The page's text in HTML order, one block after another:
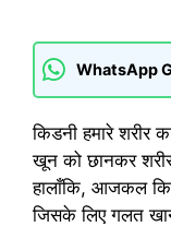
WhatsApp
किडनी हमारे
खून को छानकर
हालाँकि, आजकल
जिसके लिए गलत